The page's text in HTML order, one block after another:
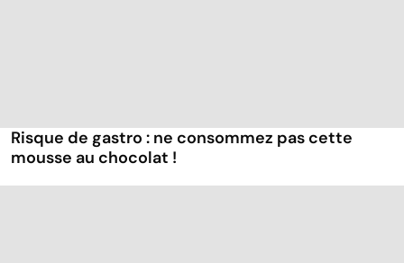
Risque de gastro : ne consommez pas cette
mousse au chocolat !